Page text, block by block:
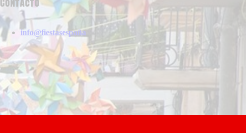
info@fiestasespaña